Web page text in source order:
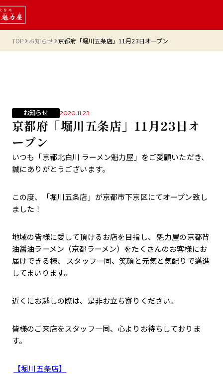
TOP お知らせ 京都府「堀川五条店」11月23日オープン
お知らせ 2020.11.23
京都府「堀川五条店」11月23日オ
ープン
いつも「京都北白川 ラーメン魁力屋」をご愛顧いただき、
誠にありがとうございます。
この度、「堀川五条店」が京都市下京区にてオープン致し
ました！
地域の皆様に愛して頂けるお店を目指し、 魁力屋の京都背
油醤油ラーメン（京都ラーメン）をたくさんのお客様にお
届けできる様、 スタッフ一同、笑顔と元気と気配りで邁進
してまいります。
近くにお越しの際は、是非お立ち寄りください。
皆様のご来店をスタッフ一同、心よりお待ちしておりま
す。
【堀川五条店】